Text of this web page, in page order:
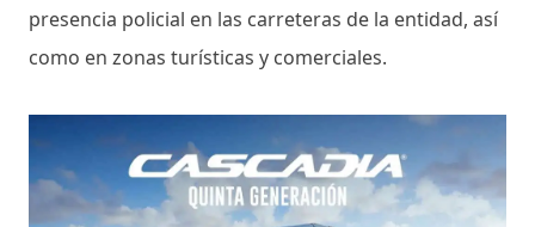
presencia policial en las carreteras de la entidad, así
como en zonas turísticas y comerciales.